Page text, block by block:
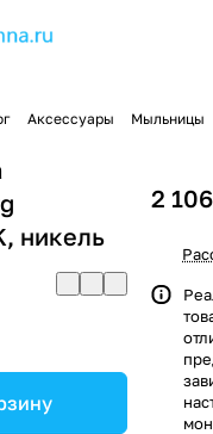
Аксессуары Мыльницы
никель
2